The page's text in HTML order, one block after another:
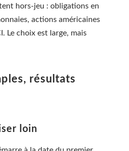
hors-jeu : obligations en
actions américaines
Le choix est large, mais
résultats
loin